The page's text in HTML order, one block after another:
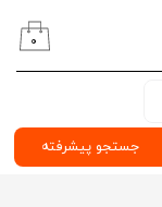
جستجو پیشرفته
۰